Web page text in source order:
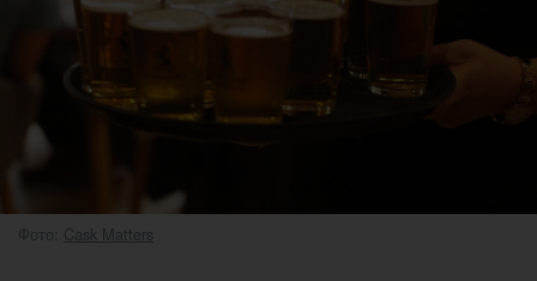
Фото: Cask Matters